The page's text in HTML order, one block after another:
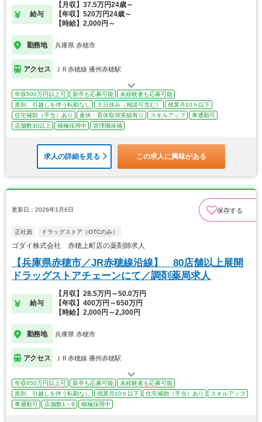
給与
【月収】37.5万円24歳～
【年収】520万円24歳～
【時給】2,000円～
勤務地 兵庫県 赤穂市
アクセス ＪＲ赤穂線 播州赤穂駅
年収500万円以上可 新卒も応募可能
未経験者も応募可能
原則、引越しを伴う転勤なし
土日休み（相談可含む）
残業月10ｈ以下
住宅補助（手当）あり
産休・育休取得実績有り スキルアップ
車通勤可
店舗数30以上
積極採用中 管理職候補
求人の詳細を見る この求人に興味がある
更新日：2026年1月6日 保存する
正社員 ドラッグストア（OTCのみ）
ゴダイ株式会社 赤穂上町店の薬剤師求人
【兵庫県赤穂市／JR赤穂線沿線】 80店舗以上展開
ドラッグストアチェーンにて／調剤薬局求人
給与
【月収】28.5万円～50.0万円
【年収】400万円～650万円
【時給】2,000円～2,300円
勤務地 兵庫県 赤穂市
アクセス ＪＲ赤穂線 播州赤穂駅
年収650万円以上可 新卒も応募可能
未経験者も応募可能
原則、引越しを伴う転勤なし
残業月10ｈ以下 住宅補助（手当）あり
スキルアップ
車通勤可
店舗数1～9 積極採用中